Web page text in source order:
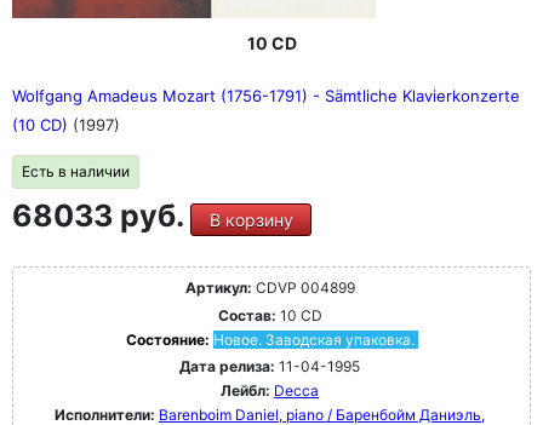
10 CD
Wolfgang Amadeus Mozart (1756-1791) - Sämtliche Klavierkonzerte
(10 CD) (1997)
Есть в наличии
68033 руб. В корзину
Артикул: CDVP 004899
Состав: 10 CD
Состояние: Новое. Заводская упаковка.
Дата релиза: 11-04-1995
Лейбл: Decca
Исполнители: Barenboim Daniel, piano / Баренбойм Даниэль,